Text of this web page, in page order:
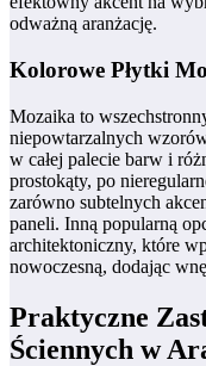
odważną aranżację.
Kolorowe Płytki
Mozaika to
niepowtarzalnych
w całej palecie barw i
prostokąty, po
zarówno subtelnych
paneli. Inną popularną
architektoniczny, które
nowoczesną, dodając
Praktyczne
Ściennych w